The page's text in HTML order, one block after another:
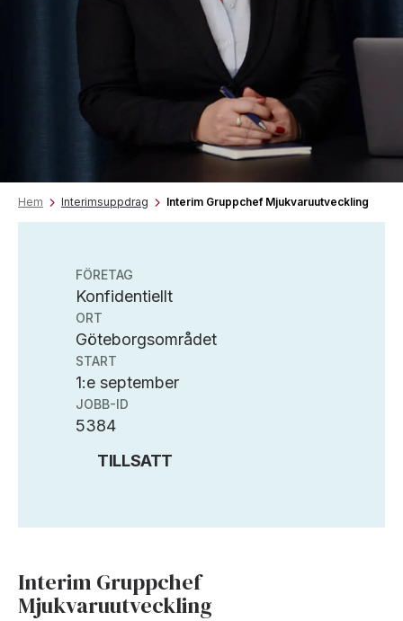
Hem Interimsuppdrag Interim Gruppchef Mjukvaruutveckling
FÖRETAG
Konfidentiellt
ORT
Göteborgsområdet
START
1:e september
JOBB-ID
5384
TILLSATT
Interim Gruppchef
Mjukvaruutveckling